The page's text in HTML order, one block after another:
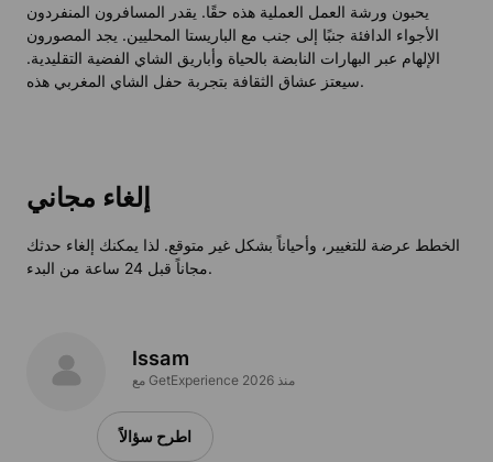
يحبون ورشة العمل العملية هذه حقًا. يقدر المسافرون المنفردون
الأجواء الدافئة جنبًا إلى جنب مع الباريستا المحليين. يجد المصورون
الإلهام عبر البهارات النابضة بالحياة وأباريق الشاي الفضية التقليدية.
سيعتز عشاق الثقافة بتجربة حفل الشاي المغربي هذه.
إلغاء مجاني
الخطط عرضة للتغيير، وأحياناً بشكل غير متوقع. لذا يمكنك إلغاء حدثك
مجاناً قبل 24 ساعة من البدء.
Issam
مع GetExperience منذ 2026
اطرح سؤالاً